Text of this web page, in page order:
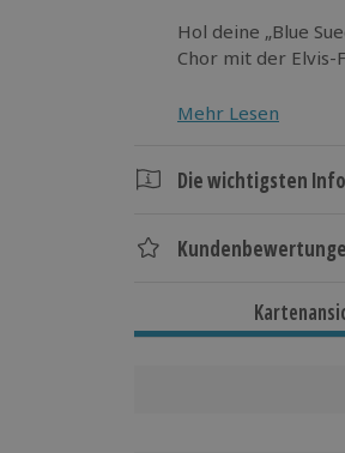
Hol deine „Blue
Chor mit der Elvis-
Mehr Lesen
Die wichtigsten
Showdauer:
Einlass: ½
Von September